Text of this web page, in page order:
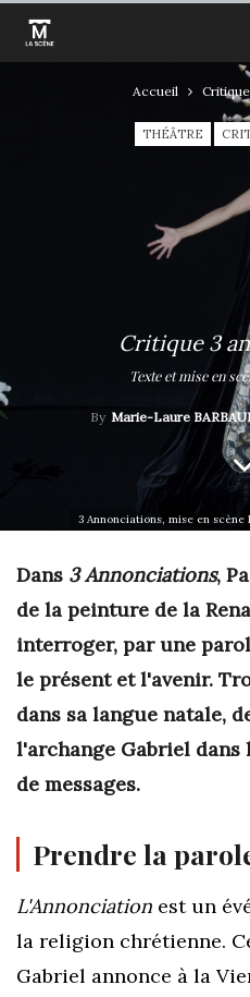
Accueil
THÉÂTRE
Critique 3
Texte et mise en
By Marie-Laure
3 Annonciations, mise en scène
Dans 3 Annonciations,
de la peinture de la
interroger, par une
le présent et l'avenir.
dans sa langue natale,
l'archange Gabriel dans
de messages.
Prendre la
L'Annonciation est un
la religion chrétienne.
Gabriel annonce à la